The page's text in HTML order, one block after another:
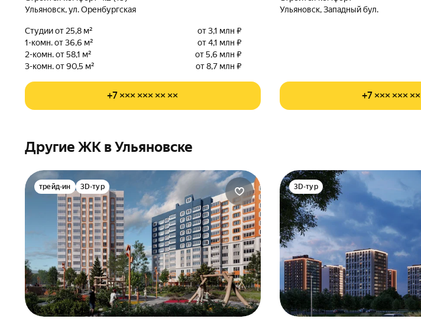
Ульяновск, ул. Оренбургская
Студии от 25,8 м²
от 3,1 млн ₽
1-комн. от 36,6 м²
от 4,1 млн ₽
2-комн. от 58,1 м²
от 5,6 млн ₽
3-комн. от 90,5 м²
от 8,7 млн ₽
+7 ××× ××× ×× ××
Ульяновск, Западный бул.
+7 ××× ×××
Другие ЖК в Ульяновске
трейд-ин 3D-тур 3D-тур